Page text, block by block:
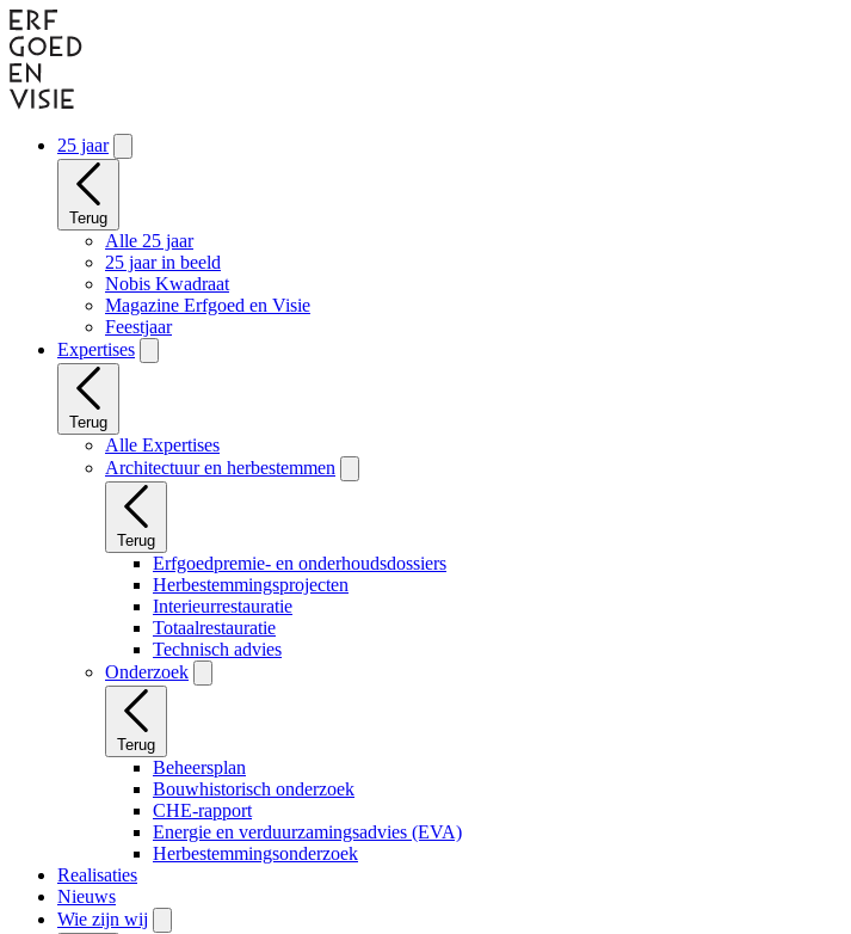
Naar
hoofdinhoud
gaan
25 jaar
Terug
Alle 25 jaar
25 jaar in beeld
Nobis Kwadraat
Magazine Erfgoed en Visie
Feestjaar
Expertises
Terug
Alle Expertises
Architectuur en herbestemmen
Terug
Erfgoedpremie- en onderhoudsdossiers
Herbestemmingsprojecten
Interieurrestauratie
Totaalrestauratie
Technisch advies
Onderzoek
Terug
Beheersplan
Bouwhistorisch onderzoek
CHE-rapport
Energie en verduurzamingsadvies (EVA)
Herbestemmingsonderzoek
Realisaties
Nieuws
Wie zijn wij